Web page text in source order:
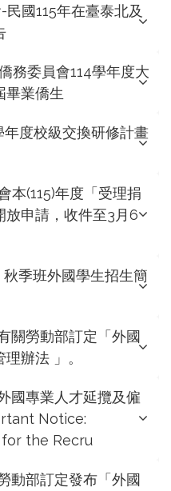
民國115年在臺泰北及
務委員會114學年度大
畢業僑生
年度校級交換研修計畫
本(115)年度「受理捐
放申請，收件至3月6
秋季班外國學生招生簡
關勞動部訂定「外國
辦法 」。
國專業人才延攬及僱
Notice:
the Recru
動部訂定發布「外國